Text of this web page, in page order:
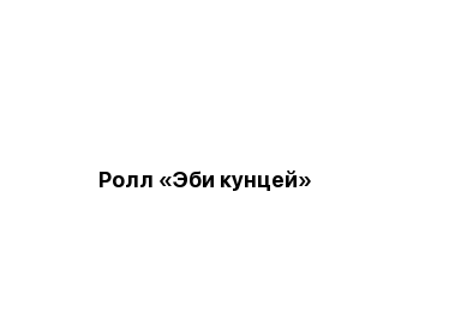
Ролл «Эби кунцей»